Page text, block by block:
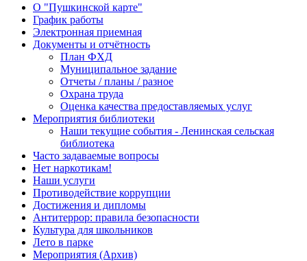
О "Пушкинской карте"
График работы
Электронная приемная
Документы и отчётность
План ФХД
Муниципальное задание
Отчеты / планы / разное
Охрана труда
Оценка качества предоставляемых услуг
Мероприятия библиотеки
Наши текущие события - Ленинская сельская
библиотека
Часто задаваемые вопросы
Нет наркотикам!
Наши услуги
Противодействие коррупции
Достижения и дипломы
Антитеррор: правила безопасности
Культура для школьников
Лето в парке
Мероприятия (Архив)